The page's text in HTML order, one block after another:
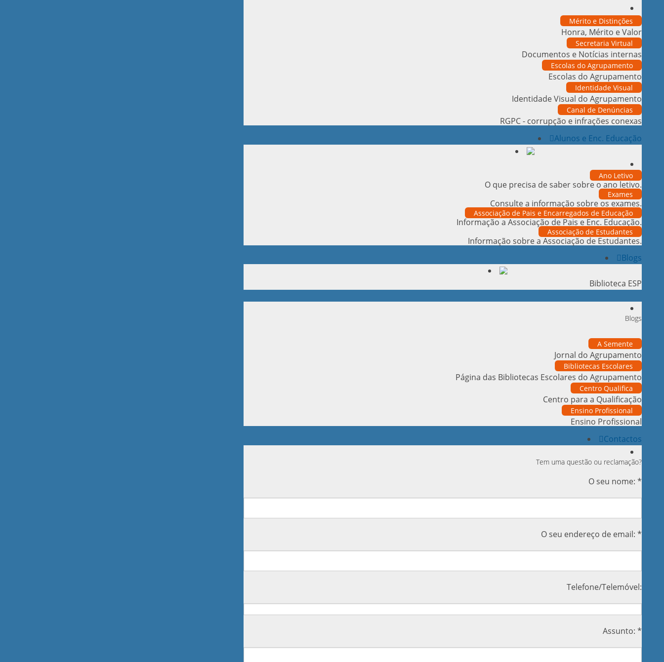
Mérito e Distinções
Honra, Mérito e Valor
Secretaria Virtual
Documentos e Notícias internas
Escolas do Agrupamento
Escolas do Agrupamento
Identidade Visual
Identidade Visual do Agrupamento
Canal de Denúncias
RGPC - corrupção e infrações conexas
Alunos e Enc. Educação
Ano Letivo
O que precisa de saber sobre o ano letivo.
Exames
Consulte a informação sobre os exames.
Associação de Pais e Encarregados de Educação
Informação a Associação de Pais e Enc. Educação.
Associação de Estudantes
Informação sobre a Associação de Estudantes.
Blogs
Biblioteca ESP
Blogs
A Semente
Jornal do Agrupamento
Bibliotecas Escolares
Página das Bibliotecas Escolares do Agrupamento
Centro Qualifica
Centro para a Qualificação
Ensino Profissional
Ensino Profissional
Contactos
Tem uma questão ou reclamação?
O seu nome: *
O seu endereço de email: *
Telefone/Telemóvel:
Assunto: *